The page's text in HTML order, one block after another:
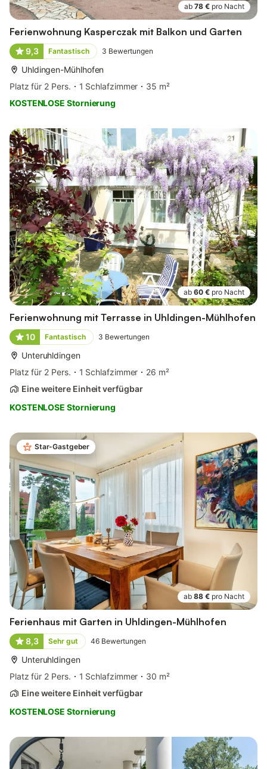
ab 78 € pro Nacht
Ferienwohnung Kasperczak mit Balkon und Garten
9,3 Fantastisch 3 Bewertungen
Uhldingen-Mühlhofen
Platz für 2 Pers.
1 Schlafzimmer
35 m²
KOSTENLOSE Stornierung
ab 60 € pro Nacht
Ferienwohnung mit Terrasse in Uhldingen-Mühlhofen
10 Fantastisch 3 Bewertungen
Unteruhldingen
Platz für 2 Pers.
1 Schlafzimmer
26 m²
Eine weitere Einheit verfügbar
KOSTENLOSE Stornierung
Star-Gastgeber
ab 88 € pro Nacht
Ferienhaus mit Garten in Uhldingen-Mühlhofen
8,3 Sehr gut 46 Bewertungen
Unteruhldingen
Platz für 2 Pers.
1 Schlafzimmer
30 m²
Eine weitere Einheit verfügbar
KOSTENLOSE Stornierung